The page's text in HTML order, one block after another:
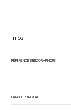
Infos
RÉFÉRENCE BIBLIOGRAPHIQUE
LANGUE PRINCIPALE